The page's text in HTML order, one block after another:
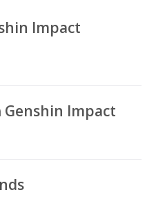
Impact
Genshin Impact